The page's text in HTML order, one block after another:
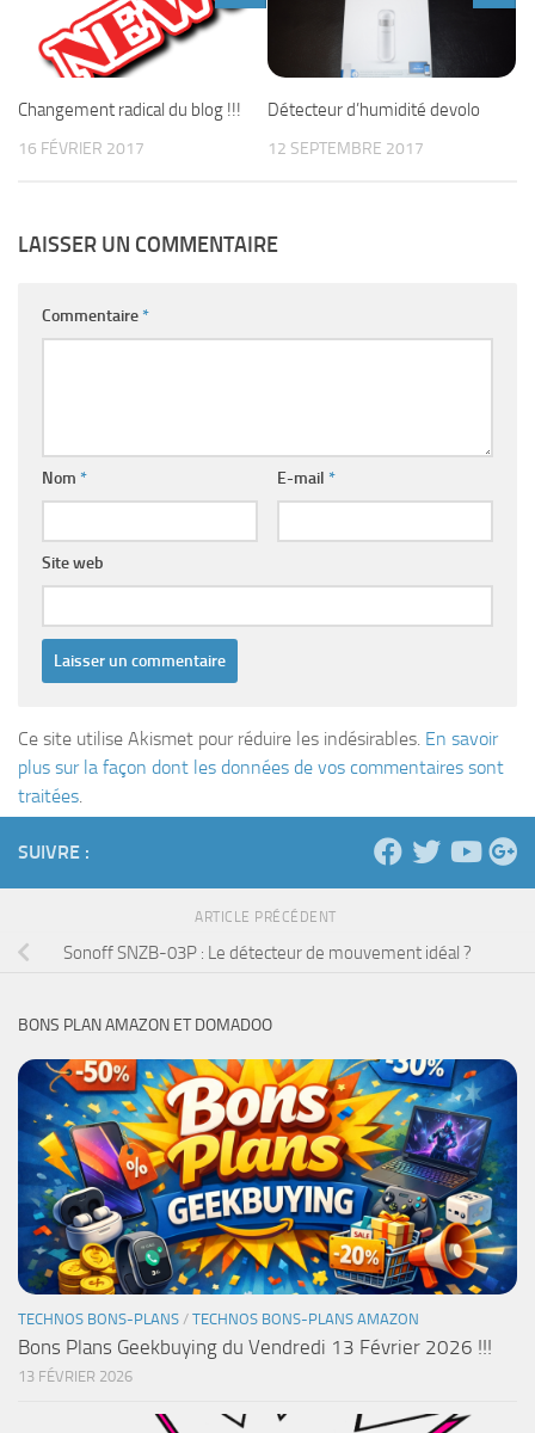
Changement radical du blog !!!
16 FÉVRIER 2017
Détecteur d’humidité devolo
12 SEPTEMBRE 2017
LAISSER UN COMMENTAIRE
Commentaire*
Nom * E-mail *
Site web
Ce site utilise Akismet pour réduire les indésirables. En savoir
plus sur la façon dont les données de vos commentaires sont
traitées.
SUIVRE :
ARTICLE PRÉCÉDENT
Sonoff SNZB-03P : Le détecteur de mouvement idéal ?
BONS PLAN AMAZON ET DOMADOO
TECHNOS BONS-PLANS / TECHNOS BONS-PLANS AMAZON
Bons Plans Geekbuying du Vendredi 13 Février 2026 !!!
13 FÉVRIER 2026